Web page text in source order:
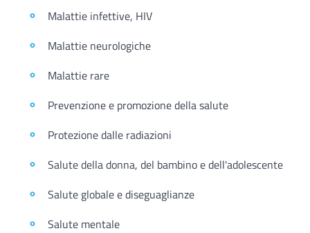
Malattie infettive, HIV
Malattie neurologiche
Malattie rare
Prevenzione e promozione della salute
Protezione dalle radiazioni
Salute della donna, del bambino e dell'adolescente
Salute globale e diseguaglianze
Salute mentale